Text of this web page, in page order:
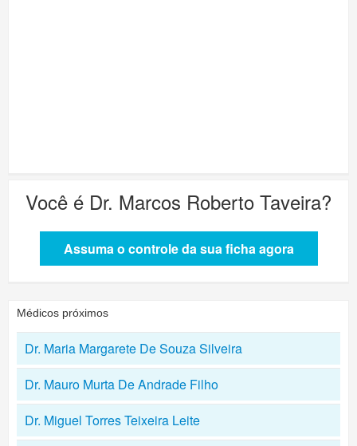
Você é Dr. Marcos Roberto Taveira?
Assuma o controle da sua ficha agora
Médicos próximos
Dr. Maria Margarete De Souza Silveira
Dr. Mauro Murta De Andrade Filho
Dr. Miguel Torres Teixeira Leite